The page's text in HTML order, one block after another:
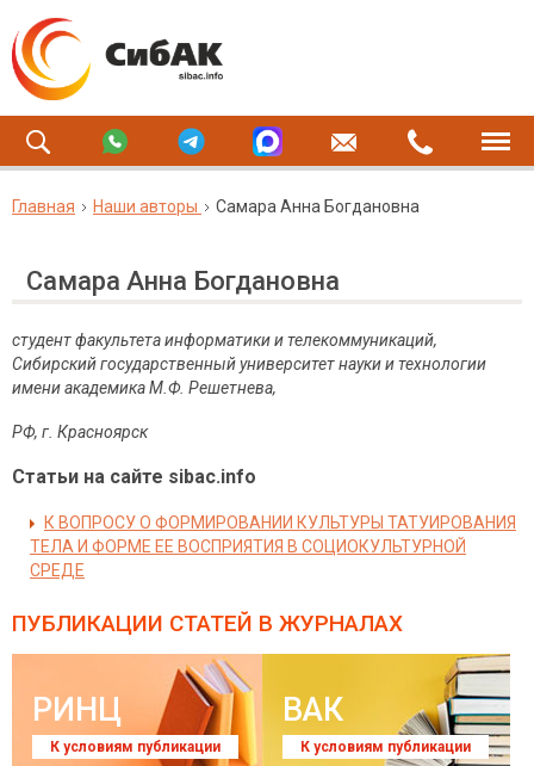
Главная Наши авторы Самара Анна Богдановна
Самара Анна Богдановна
студент факультета информатики и телекоммуникаций,
Сибирский государственный университет науки и технологии
имени академика М.Ф. Решетнева,
РФ, г. Красноярск
Статьи на сайте sibac.info
К ВОПРОСУ О ФОРМИРОВАНИИ КУЛЬТУРЫ ТАТУИРОВАНИЯ
ТЕЛА И ФОРМЕ ЕЕ ВОСПРИЯТИЯ В СОЦИОКУЛЬТУРНОЙ
СРЕДЕ
ПУБЛИКАЦИИ СТАТЕЙ В ЖУРНАЛАХ
РИНЦ
К условиям публикации
ВАК
К условиям публикации